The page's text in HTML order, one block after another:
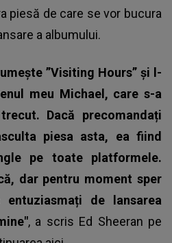
piesă de care se vor bucura
a albumului.
”Visiting Hours” și l-
meu Michael, care s-a
Dacă precomandați
piesa asta, ea fiind
pe toate platformele.
dar pentru moment sper
de lansarea
, a scris Ed Sheeran pe